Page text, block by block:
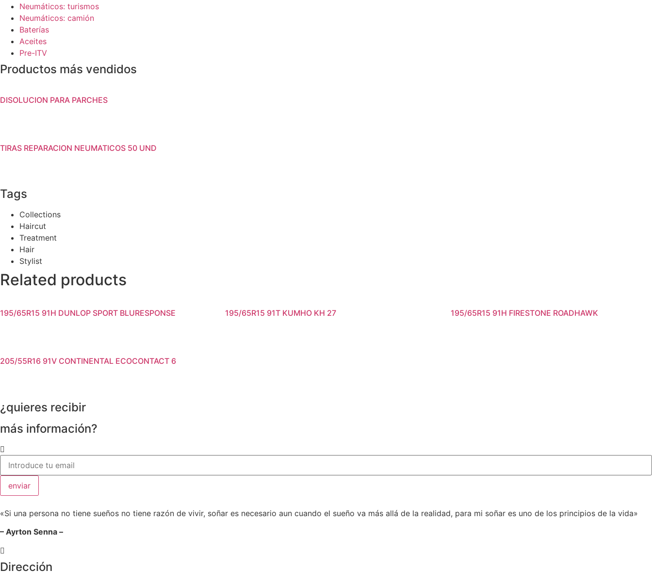
Neumáticos: turismos
Neumáticos: camión
Baterías
Aceites
Pre-ITV
Productos más vendidos
DISOLUCION PARA PARCHES
TIRAS REPARACION NEUMATICOS 50 UND
Tags
Collections
Haircut
Treatment
Hair
Stylist
Related products
195/65R15 91H DUNLOP SPORT BLURESPONSE 195/65R15 91T KUMHO KH 27 195/65R15 91H FIRESTONE ROADHAWK
205/55R16 91V CONTINENTAL ECOCONTACT 6
¿quieres recibir
más información?
enviar
«Si una persona no tiene sueños no tiene razón de vivir, soñar es necesario aun cuando el sueño va más allá de la realidad, para mi soñar es uno de los principios de la vida»
– Ayrton Senna –
Dirección